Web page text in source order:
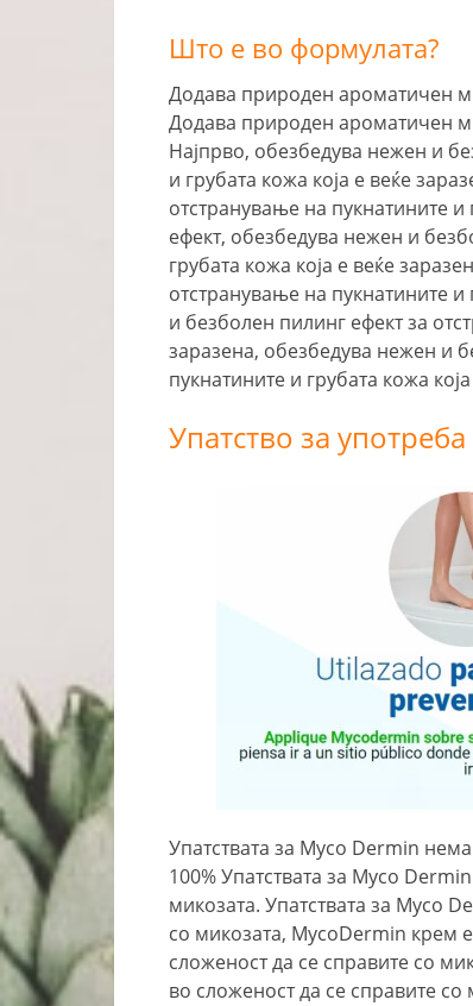
Што е во формулата?
Додава природен ароматичен
Додава природен ароматичен
Најпрво, обезбедува нежен и
и грубата кожа која е веќе
отстранување на пукнатините
ефект, обезбедува нежен и
грубата кожа која е веќе
отстранување на пукнатините
и безболен пилинг ефект за
заразена, обезбедува нежен и
пукнатините и грубата кожа
Упатство за
Упатствата за Myco Dermin
100% Упатствата за Myco
микозата. Упатствата за Myco
со микозата, MycoDermin крем
сложеност да се справите со
во сложеност да се справите со